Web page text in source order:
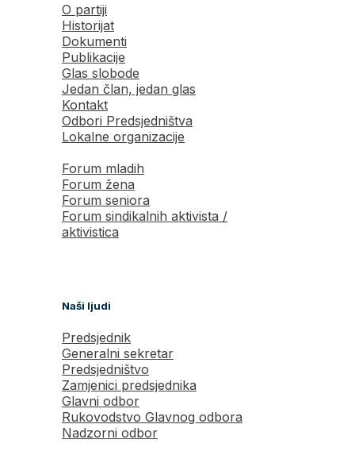
O partiji
Historijat
Dokumenti
Publikacije
Glas slobode
Jedan član, jedan glas
Kontakt
Odbori Predsjedništva
Lokalne organizacije
Forum mladih
Forum žena
Forum seniora
Forum sindikalnih aktivista /
aktivistica
Naši ljudi
Predsjednik
Generalni sekretar
Predsjedništvo
Zamjenici predsjednika
Glavni odbor
Rukovodstvo Glavnog odbora
Nadzorni odbor